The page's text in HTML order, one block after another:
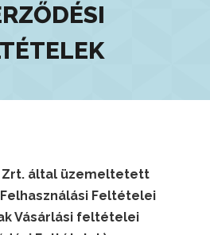
Zrt. által üzemeltetett
Feltételei
Vásárlási feltételei